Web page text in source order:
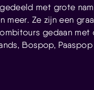
met grote
meer. Ze zijn een
gedaan met
Bospop,